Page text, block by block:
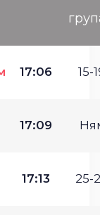
17:06 15-
17:09
17:13 25-